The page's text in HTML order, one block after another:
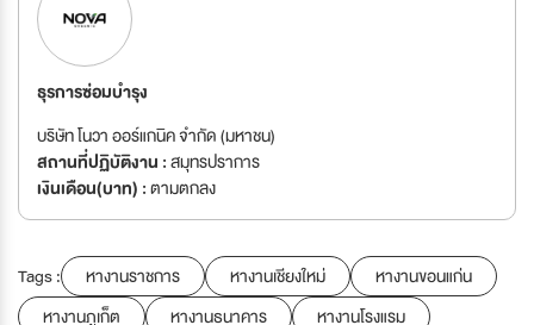
ธุรการซ่อมบำรุง
บริษัท โนวา ออร์แกนิค จำกัด (มหาชน)
สถานที่ปฏิบัติงาน :สมุทรปราการ
เงินเดือน(บาท) :ตามตกลง
Tags : หางานราชการ หางานเชียงใหม่
หางานขอนแก่น
หางานภูเก็ต
หางานธนาคาร หางานโรงแรม